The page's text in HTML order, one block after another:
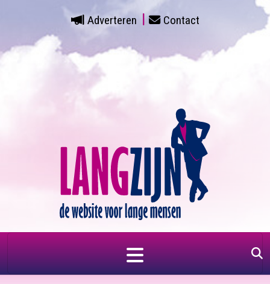
Adverteren Contact